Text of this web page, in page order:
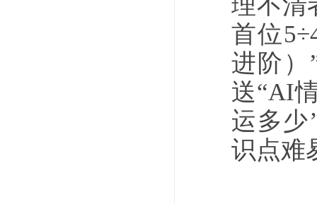
首位
进阶）
送“AI
运多少
识点难